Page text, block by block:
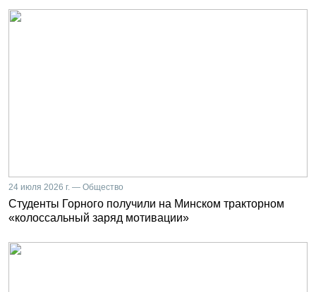
24 июля 2026 г. — Общество
Студенты Горного получили на Минском тракторном
«колоссальный заряд мотивации»